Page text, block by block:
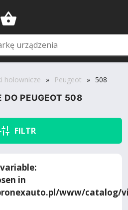
holownicze » Peugeot » 508
PEUGEOT 508
FILTR
in
www/catalog/